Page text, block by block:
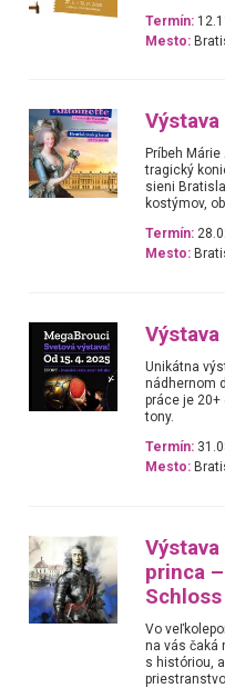
Termín:
Mesto:
Príbeh
tragický
sieni
kostýmov,
Termín:
Mesto:
Unikátna
nádhernom
práce je 20+
tony.
Termín:
Mesto:
princa
Vo
na vás čaká
s históriou,